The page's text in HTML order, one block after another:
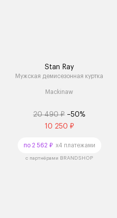
Stan Ray
Мужская демисезонная куртка
Mackinaw
20 490 ₽ –50%
10 250 ₽
по 2 562 ₽x4 платежами
с партнёрами BRANDSHOP